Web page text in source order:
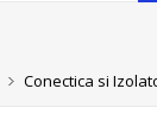
Conectica si